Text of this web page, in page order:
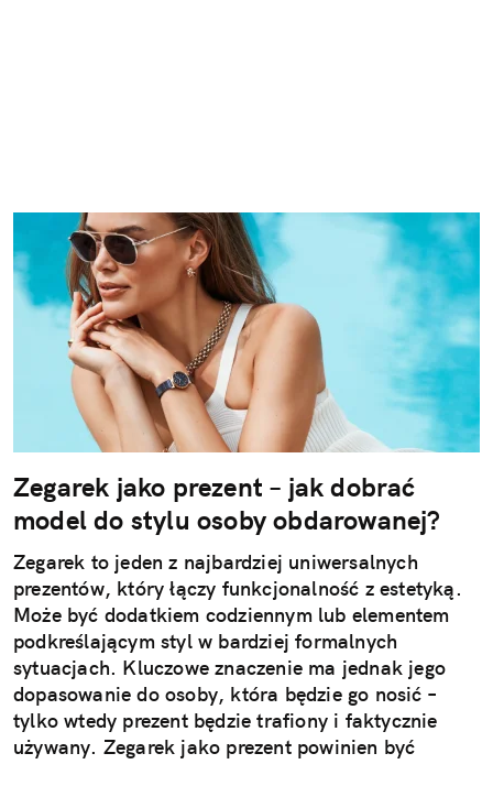
Zegarek jako prezent – jak dobrać
model do stylu osoby obdarowanej?
Zegarek to jeden z najbardziej uniwersalnych
prezentów, który łączy funkcjonalność z estetyką.
Może być dodatkiem codziennym lub elementem
podkreślającym styl w bardziej formalnych
sytuacjach. Kluczowe znaczenie ma jednak jego
dopasowanie do osoby, która będzie go nosić –
tylko wtedy prezent będzie trafiony i faktycznie
używany. Zegarek jako prezent powinien być